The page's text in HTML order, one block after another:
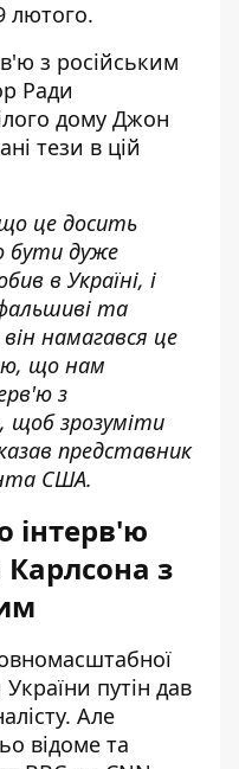
лютого.
з російським
Ради
дому Джон
тези в цій
це досить
бути дуже
в Україні, і
та
намагався це
що нам
з
щоб зрозуміти
представник
США.
інтерв'ю
з
України путін дав
. Але
відоме та